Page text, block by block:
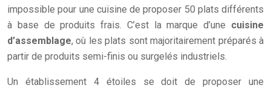
impossible pour une cuisine de proposer 50 plats différents
à base de produits frais. C’est la marque d’une cuisine
d’assemblage, où les plats sont majoritairement préparés à
partir de produits semi-finis ou surgelés industriels.
Un établissement 4 étoiles se doit de proposer une